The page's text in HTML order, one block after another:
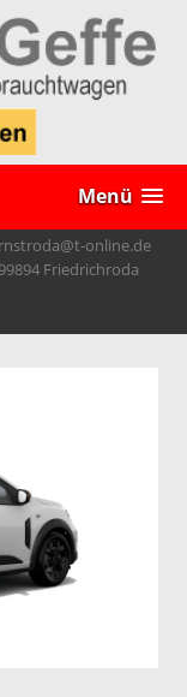
Menü
online.de
Friedrichroda